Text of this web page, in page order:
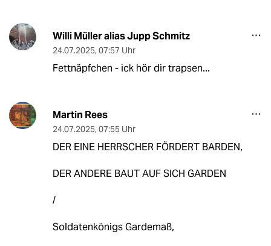
Willi Müller alias Jupp Schmitz
24.07.2025, 07:57 Uhr
Fettnäpfchen - ick hör dir trapsen...
Martin Rees
24.07.2025, 07:55 Uhr
DER EINE HERRSCHER FÖRDERT BARDEN,
DER ANDERE BAUT AUF SICH GARDEN
/
Soldatenkönigs Gardemaß,